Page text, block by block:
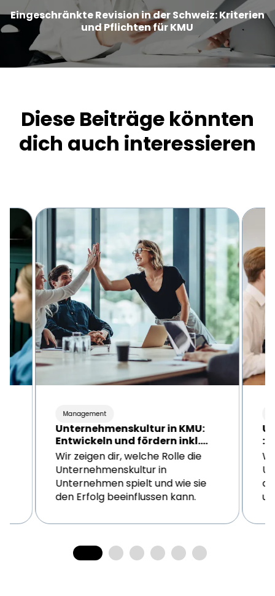
Eingeschränkte Revision in der Schweiz: Kriterien
und Pflichten für KMU
Diese Beiträge könnten
dich auch interessieren
Management
Unternehmenskultur in KMU:
Entwickeln und fördern inkl.
Beispiele
Wir zeigen dir, welche Rolle die
Unternehmenskultur in
Unternehmen spielt und wie sie
den Erfolg beeinflussen kann.
: